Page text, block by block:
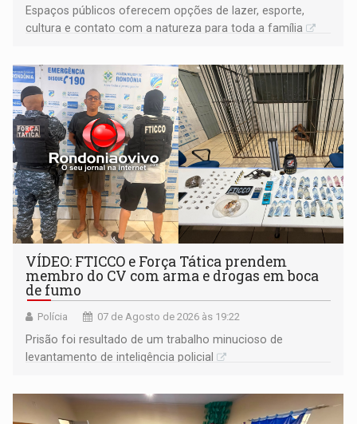
Espaços públicos oferecem opções de lazer, esporte,
cultura e contato com a natureza para toda a família
VÍDEO: FTICCO e Força Tática prendem
membro do CV com arma e drogas em boca
de fumo
Polícia 07 de Agosto de 2026 às 19:22
Prisão foi resultado de um trabalho minucioso de
levantamento de inteligência policial